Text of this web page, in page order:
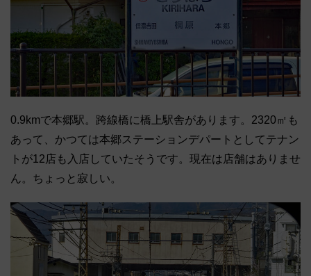
0.9kmで本郷駅。跨線橋に橋上駅舎があります。2320㎡も
あって、かつては本郷ステーションデパートとしてテナン
トが12店も入店していたそうです。現在は店舗はありませ
ん。ちょっと寂しい。